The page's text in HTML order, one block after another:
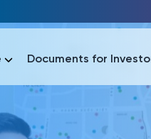
Documents for